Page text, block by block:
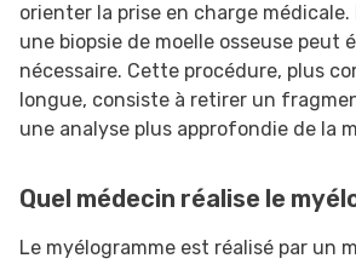
orienter la prise en charge
une biopsie de moelle osseuse peut
nécessaire. Cette procédure, plus
longue, consiste à retirer un
une analyse plus approfondie de la
Quel médecin réalise le
Le myélogramme est réalisé par un